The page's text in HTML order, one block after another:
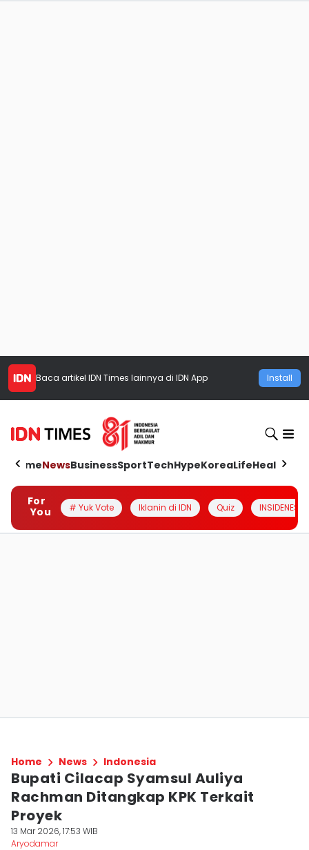
Baca artikel IDN Times lainnya di IDN App Install
HomeNewsBusinessSportTechHypeKoreaLifeHealth
For
You
# Yuk Vote Iklanin di IDN Quiz INSIDENESIA
Home News Indonesia
Bupati Cilacap Syamsul Auliya
Rachman Ditangkap KPK Terkait
Proyek
13 Mar 2026, 17:53 WIB
Aryodamar